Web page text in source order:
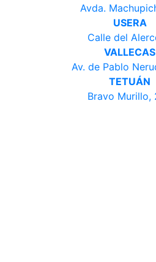
Avda.
USERA
Calle del
VALLECAS
Av. de Pablo
TETUÁN
Bravo Murillo,